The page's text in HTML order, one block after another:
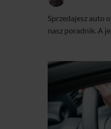
Sprzedajesz auto
nasz poradnik. A